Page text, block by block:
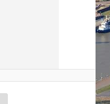
N
a
v